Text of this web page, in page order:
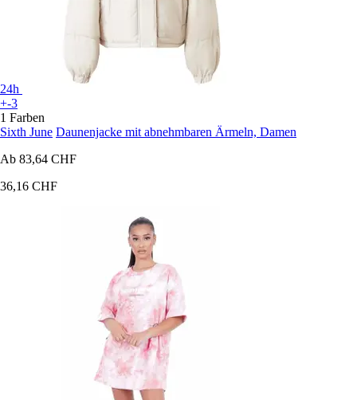
24h
+-3
1 Farben
Sixth June Daunenjacke mit abnehmbaren Ärmeln, Damen
Ab 83,64 CHF
36,16 CHF